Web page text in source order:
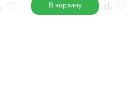
В корзину